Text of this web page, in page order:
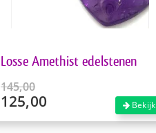
Losse Amethist edelstenen
145,00
Oorspronkelijke
125,00 Bekijk